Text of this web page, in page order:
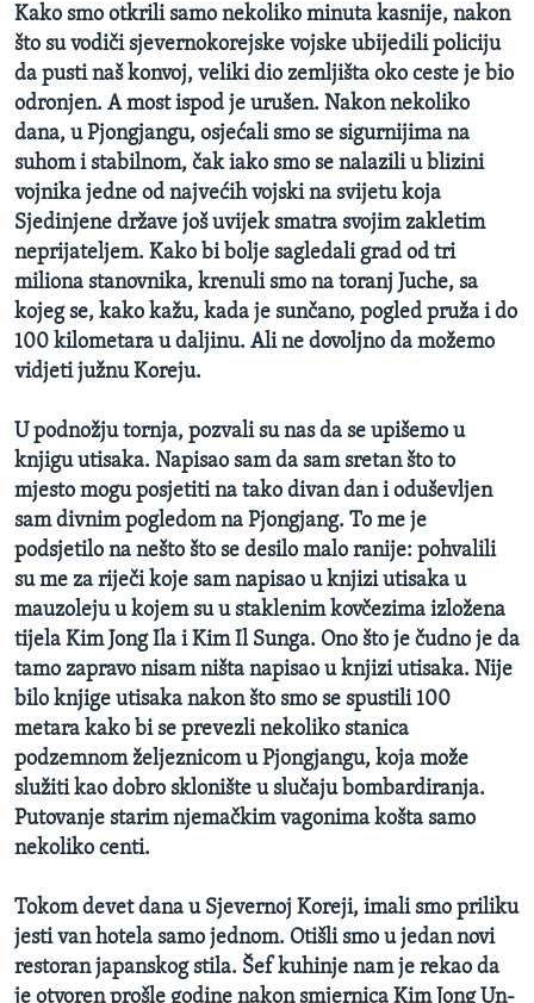
Kako smo otkrili samo nekoliko minuta kasnije, nakon
što su vodiči sjevernokorejske vojske ubijedili policiju
da pusti naš konvoj, veliki dio zemljišta oko ceste je bio
odronjen. A most ispod je urušen. Nakon nekoliko
dana, u Pjongjangu, osjećali smo se sigurnijima na
suhom i stabilnom, čak iako smo se nalazili u blizini
vojnika jedne od najvećih vojski na svijetu koja
Sjedinjene države još uvijek smatra svojim zakletim
neprijateljem. Kako bi bolje sagledali grad od tri
miliona stanovnika, krenuli smo na toranj Juche, sa
kojeg se, kako kažu, kada je sunčano, pogled pruža i do
100 kilometara u daljinu. Ali ne dovoljno da možemo
vidjeti južnu Koreju.
U podnožju tornja, pozvali su nas da se upišemo u
knjigu utisaka. Napisao sam da sam sretan što to
mjesto mogu posjetiti na tako divan dan i oduševljen
sam divnim pogledom na Pjongjang. To me je
podsjetilo na nešto što se desilo malo ranije: pohvalili
su me za riječi koje sam napisao u knjizi utisaka u
mauzoleju u kojem su u staklenim kovčezima izložena
tijela Kim Jong Ila i Kim Il Sunga. Ono što je čudno je da
tamo zapravo nisam ništa napisao u knjizi utisaka. Nije
bilo knjige utisaka nakon što smo se spustili 100
metara kako bi se prevezli nekoliko stanica
podzemnom željeznicom u Pjongjangu, koja može
služiti kao dobro sklonište u slučaju bombardiranja.
Putovanje starim njemačkim vagonima košta samo
nekoliko centi.
Tokom devet dana u Sjevernoj Koreji, imali smo priliku
jesti van hotela samo jednom. Otišli smo u jedan novi
restoran japanskog stila. Šef kuhinje nam je rekao da
je otvoren prošle godine nakon smjernica Kim Jong Un-